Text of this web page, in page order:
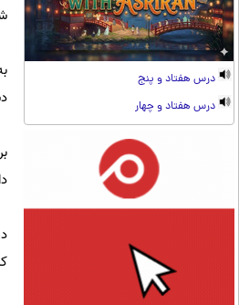
درس هفتاد و پنج
درس هفتاد و چهار